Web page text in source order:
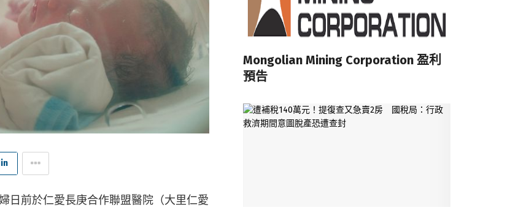
日前於仁愛長庚合作聯盟醫院（大里仁愛
Mongolian Mining Corporation 盈利
預告